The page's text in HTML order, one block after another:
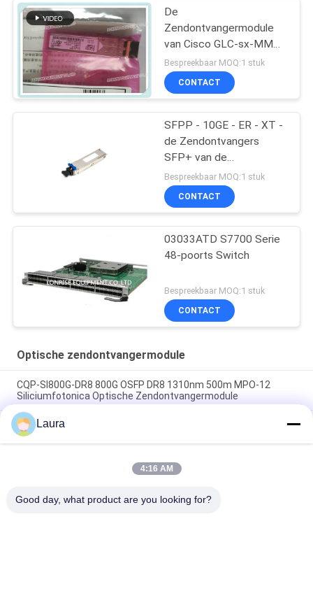
De
Zendontvangermodule
van Cisco GLC-sx-MMD
1000base-SX SFP
Bespreekbaar MOQ:1 stuk
CONTACT
SFPP - 10GE - ER - XT -
de Zendontvangers
SFP+ van de
Jeneverbessenrouter
Bespreekbaar MOQ:1 stuk
CONTACT
03033ATD S7700 Serie
48-poorts Switch
Bespreekbaar MOQ:1 stuk
CONTACT
Optische zendontvangermodule
CQP-SI800G-DR8 800G OSFP DR8 1310nm 500m MPO-12
Siliciumfotonica Optische Zendontvangermodule
CQP-85800G-SR8 800G OSFP SR8 850nm 100m MPO-16
optische transceivermodule voor datacenters
COP-SI400G-FR4 400G QSFP-DD FR4 Silicon Photonics
Transceiver, 1310nm CWDM4, 2km SMF, Duplex LC, DOM voor
Laura
4:16 AM
Good day, what product are you looking for?